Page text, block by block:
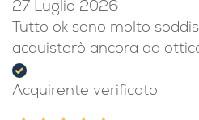
27 Luglio 2026
Tutto ok sono molto
acquisterò ancora da
Acquirente verificato